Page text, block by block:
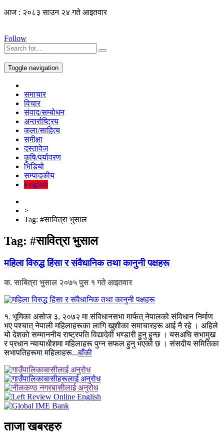
आज : २०८३ साउन २४ गते आइतवार
Follow
Toggle navigation
समाचार
विचार
संवाद/सम्बोधन
अन्तर्राष्ट्रिय
कला/साहित्य
समीक्षा
दस्तावेज
कृषि/पर्यावरण
भिडियो
सम्पादकीय
English
>
Tag: #सावित्रा भुसाल
Tag: #सावित्रा भुसाल
महिला विरुद्ध हिंसा र संवैधानिक तथा कानुनी पक्षहरू
क. साबित्रा भुसाल २०७५ पुस १ गते आइतवार
१. भूमिका असोज ३, २०७२ मा संविधानसभा मार्फत् नेपालको संविधान निर्माण
भए पश्चात् नेपाली महिलाहरूका लागि खुशीका समाचारहरू आई नै रहे । अहिले
यो देशको सम्माननीय राष्ट्रपति विद्यादेवी भण्डारी हुनु हुन्छ । यसअघि सभामुख
र प्रधान न्यायाधीशमा महिलाहरू पुग्न सफल हुनु भएको छ । संसदीय समितिका
सभापतिहरूमा महिलाहरू...बाँकी
ताजा खबरहरु